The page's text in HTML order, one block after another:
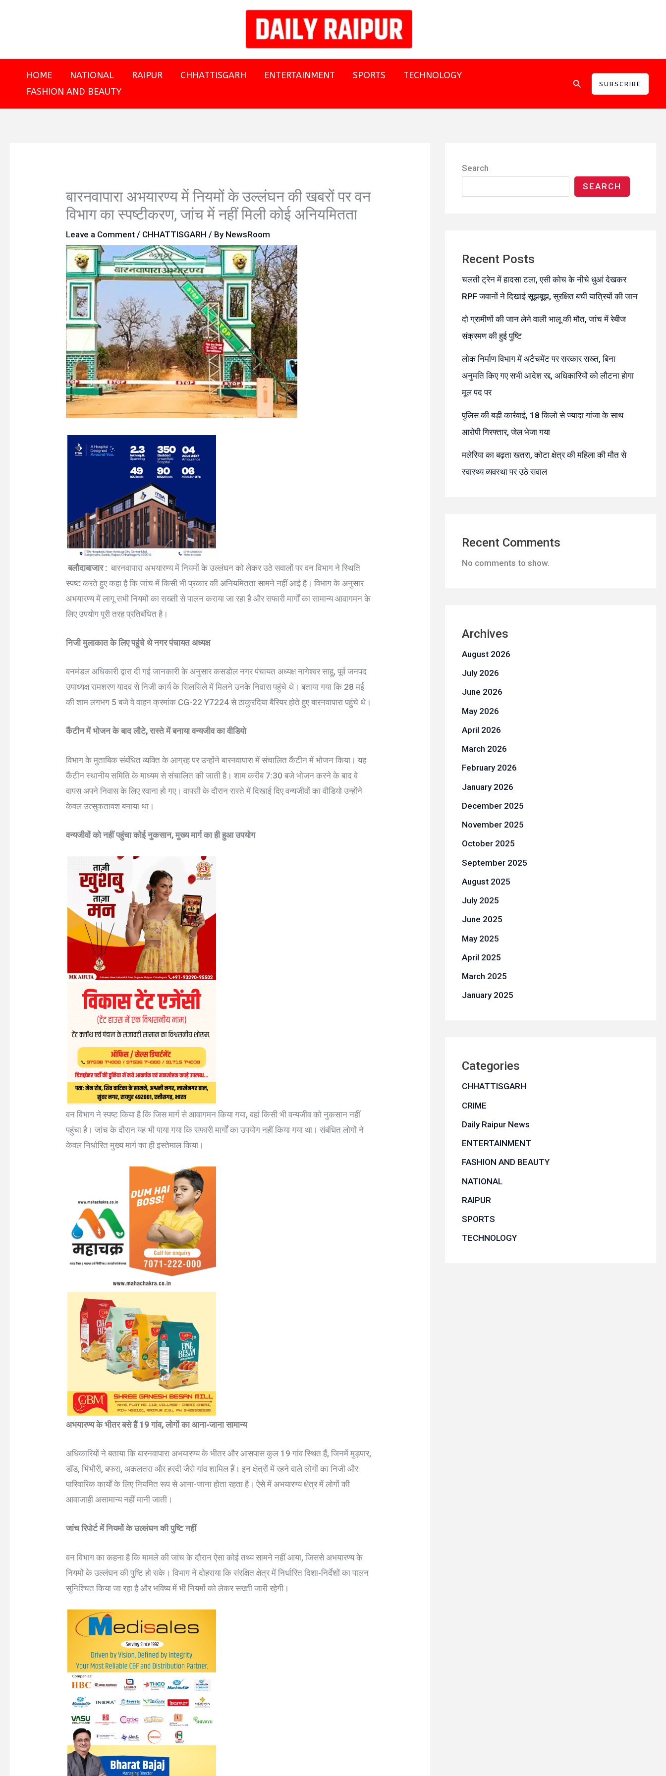
HOME NATIONAL RAIPUR CHHATTISGARH ENTERTAINMENT SPORTS
TECHNOLOGY
FASHION AND BEAUTY
SearchSUBSCRIBE
बारनवापारा अभयारण्य में नियमों के उल्लंघन की खबरों पर वन
विभाग का स्पष्टीकरण, जांच में नहीं मिली कोई अनियमितता
Leave a Comment / CHHATTISGARH / By NewsRoom
बलौदाबाजार : बारनवापारा अभयारण्य में नियमों के उल्लंघन को लेकर उठे सवालों पर वन विभाग ने स्थिति
स्पष्ट करते हुए कहा है कि जांच में किसी भी प्रकार की अनियमितता सामने नहीं आई है। विभाग के अनुसार
अभयारण्य में लागू सभी नियमों का सख्ती से पालन कराया जा रहा है और सफारी मार्गों का सामान्य आवागमन के
लिए उपयोग पूरी तरह प्रतिबंधित है।
निजी मुलाकात के लिए पहुंचे थे नगर पंचायत अध्यक्ष
वनमंडल अधिकारी द्वारा दी गई जानकारी के अनुसार कसडोल नगर पंचायत अध्यक्ष नागेश्वर साहू, पूर्व जनपद
उपाध्यक्ष रामशरण यादव से निजी कार्य के सिलसिले में मिलने उनके निवास पहुंचे थे। बताया गया कि 28 मई
की शाम लगभग 5 बजे वे वाहन क्रमांक CG-22 Y7224 से ठाकुरदिया बैरियर होते हुए बारनवापारा पहुंचे थे।
कैंटीन में भोजन के बाद लौटे, रास्ते में बनाया वन्यजीव का वीडियो
विभाग के मुताबिक संबंधित व्यक्ति के आग्रह पर उन्होंने बारनवापारा में संचालित कैंटीन में भोजन किया। यह
कैंटीन स्थानीय समिति के माध्यम से संचालित की जाती है। शाम करीब 7:30 बजे भोजन करने के बाद वे
वापस अपने निवास के लिए रवाना हो गए। वापसी के दौरान रास्ते में दिखाई दिए वन्यजीवों का वीडियो उन्होंने
केवल उत्सुकतावश बनाया था।
वन्यजीवों को नहीं पहुंचा कोई नुकसान, मुख्य मार्ग का ही हुआ उपयोग
वन विभाग ने स्पष्ट किया है कि जिस मार्ग से आवागमन किया गया, वहां किसी भी वन्यजीव को नुकसान नहीं
पहुंचा है। जांच के दौरान यह भी पाया गया कि सफारी मार्गों का उपयोग नहीं किया गया था। संबंधित लोगों ने
केवल निर्धारित मुख्य मार्ग का ही इस्तेमाल किया।
अभयारण्य के भीतर बसे हैं 19 गांव, लोगों का आना-जाना सामान्य
अधिकारियों ने बताया कि बारनवापारा अभयारण्य के भीतर और आसपास कुल 19 गांव स्थित हैं, जिनमें मुड़पार,
डॉड, भिंभौरी, बफरा, अकलतरा और हरदी जैसे गांव शामिल हैं। इन क्षेत्रों में रहने वाले लोगों का निजी और
पारिवारिक कार्यों के लिए नियमित रूप से आना-जाना होता रहता है। ऐसे में अभयारण्य क्षेत्र में लोगों की
आवाजाही असामान्य नहीं मानी जाती।
जांच रिपोर्ट में नियमों के उल्लंघन की पुष्टि नहीं
वन विभाग का कहना है कि मामले की जांच के दौरान ऐसा कोई तथ्य सामने नहीं आया, जिससे अभयारण्य के
नियमों के उल्लंघन की पुष्टि हो सके। विभाग ने दोहराया कि संरक्षित क्षेत्र में निर्धारित दिशा-निर्देशों का पालन
सुनिश्चित किया जा रहा है और भविष्य में भी नियमों को लेकर सख्ती जारी रहेगी।
Search
SEARCH
Recent Posts
चलती ट्रेन में हादसा टला, एसी कोच के नीचे धुआं देखकर
RPF जवानों ने दिखाई सूझबूझ, सुरक्षित बची यात्रियों की जान
दो ग्रामीणों की जान लेने वाली भालू की मौत, जांच में रेबीज
संक्रमण की हुई पुष्टि
लोक निर्माण विभाग में अटैचमेंट पर सरकार सख्त, बिना
अनुमति किए गए सभी आदेश रद्द, अधिकारियों को लौटना होगा
मूल पद पर
पुलिस की बड़ी कार्रवाई, 18 किलो से ज्यादा गांजा के साथ
आरोपी गिरफ्तार, जेल भेजा गया
मलेरिया का बढ़ता खतरा, कोटा क्षेत्र की महिला की मौत से
स्वास्थ्य व्यवस्था पर उठे सवाल
Recent Comments
No comments to show.
Archives
August 2026
July 2026
June 2026
May 2026
April 2026
March 2026
February 2026
January 2026
December 2025
November 2025
October 2025
September 2025
August 2025
July 2025
June 2025
May 2025
April 2025
March 2025
January 2025
Categories
CHHATTISGARH
CRIME
Daily Raipur News
ENTERTAINMENT
FASHION AND BEAUTY
NATIONAL
RAIPUR
SPORTS
TECHNOLOGY